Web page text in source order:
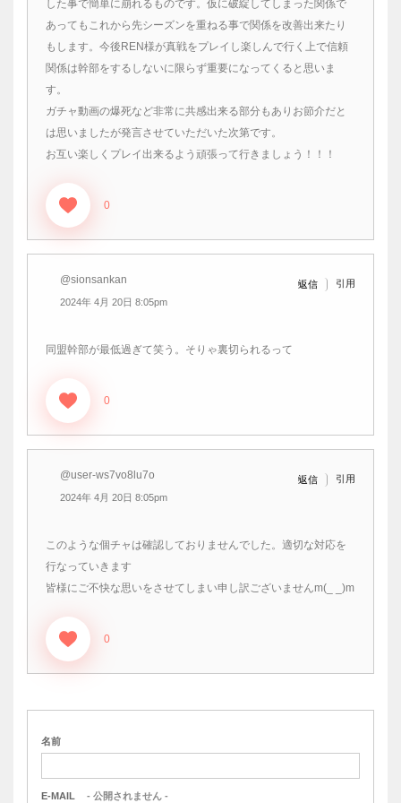
した事で簡単に崩れるものです。仮に破綻してしまった関係で
あってもこれから先シーズンを重ねる事で関係を改善出来たり
もします。今後REN様が真戦をプレイし楽しんで行く上で信頼
関係は幹部をするしないに限らず重要になってくると思いま
す。
ガチャ動画の爆死など非常に共感出来る部分もありお節介だと
は思いましたが発言させていただいた次第です。
お互い楽しくプレイ出来るよう頑張って行きましょう！！！
0
@sionsankan
2024年 4月 20日 8:05pm
返信 引用
同盟幹部が最低過ぎて笑う。そりゃ裏切られるって
0
@user-ws7vo8lu7o
2024年 4月 20日 8:05pm
返信 引用
このような個チャは確認しておりませんでした。適切な対応を
行なっていきます
皆様にご不快な思いをさせてしまい申し訳ございませんm(_ _)m
0
名前
E-MAIL - 公開されません -